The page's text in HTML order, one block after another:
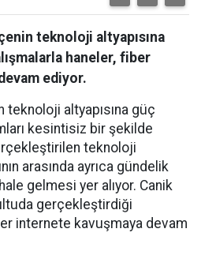
teknoloji altyapısına
haneler, fiber
ediyor.
teknoloji altyapısına güç
kesintisiz bir şekilde
teknoloji
arasında ayrıca gündelik
gelmesi yer alıyor. Canik
gerçekleştirdiği
internete kavuşmaya devam